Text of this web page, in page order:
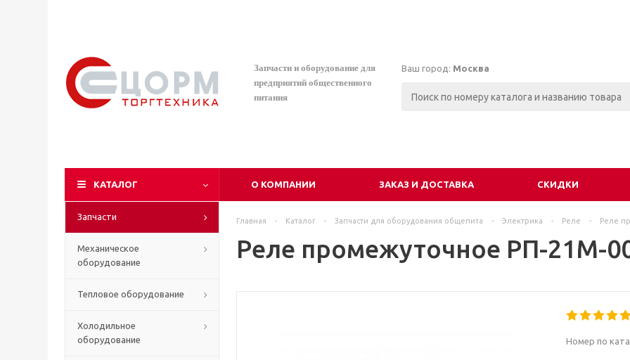
Запчасти и оборудование для
предприятий общественного
питания
Ваш город: Москва
КАТАЛОГ О КОМПАНИИ ЗАКАЗ И ДОСТАВКА СКИДКИ
Запчасти
Механическое
оборудование
Тепловое оборудование
Холодильное
оборудование
Главная - Каталог - Запчасти для оборудования общепита - Электрика - Реле - Реле
Реле промежуточное РП-21М-
Номер по